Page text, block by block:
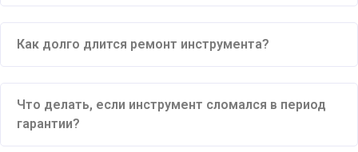
Как долго длится ремонт инструмента?
Что делать, если инструмент сломался в период
гарантии?